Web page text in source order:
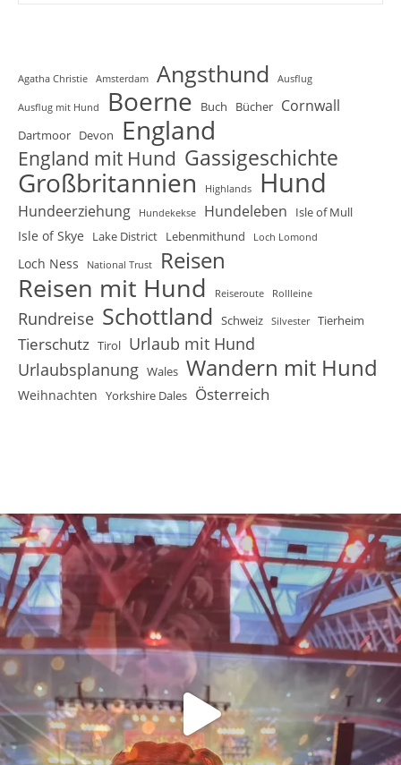
Agatha Christie Amsterdam Angsthund Ausflug
Ausflug mit Hund Boerne Buch Bücher Cornwall
Dartmoor Devon England
England mit Hund Gassigeschichte
Großbritannien Highlands Hund
Hundeerziehung Hundekekse Hundeleben Isle of Mull
Isle of Skye Lake District Lebenmithund Loch Lomond
Loch Ness National Trust Reisen
Reisen mit Hund Reiseroute Rollleine
Rundreise Schottland Schweiz Silvester Tierheim
Tierschutz Tirol Urlaub mit Hund
Urlaubsplanung Wales Wandern mit Hund
Weihnachten Yorkshire Dales Österreich